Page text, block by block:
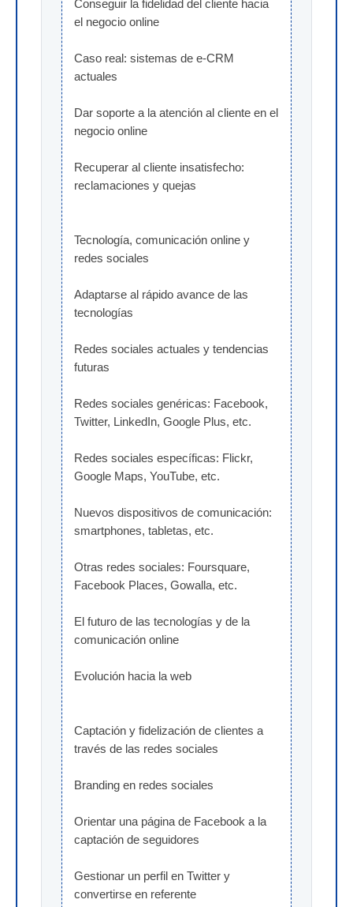
Conseguir la fidelidad del cliente hacia
el negocio online
Caso real: sistemas de e-CRM
actuales
Dar soporte a la atención al cliente en el
negocio online
Recuperar al cliente insatisfecho:
reclamaciones y quejas
Tecnología, comunicación online y
redes sociales
Adaptarse al rápido avance de las
tecnologías
Redes sociales actuales y tendencias
futuras
Redes sociales genéricas: Facebook,
Twitter, LinkedIn, Google Plus, etc.
Redes sociales específicas: Flickr,
Google Maps, YouTube, etc.
Nuevos dispositivos de comunicación:
smartphones, tabletas, etc.
Otras redes sociales: Foursquare,
Facebook Places, Gowalla, etc.
El futuro de las tecnologías y de la
comunicación online
Evolución hacia la web
Captación y fidelización de clientes a
través de las redes sociales
Branding en redes sociales
Orientar una página de Facebook a la
captación de seguidores
Gestionar un perfil en Twitter y
convertirse en referente